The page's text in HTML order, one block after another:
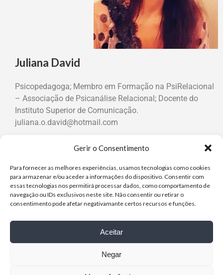
Gerir o Consentimento
Para fornecer as melhores experiências, usamos tecnologias como cookies
para armazenar e/ou aceder a informações do dispositivo. Consentir com
essas tecnologias nos permitirá processar dados, como comportamento de
navegação ou IDs exclusivos neste site. Não consentir ou retirar o
consentimento pode afetar negativamante certos recursos e funções.
Aceitar
Negar
Juliana David
Psicopedagoga; Membro em Formação na PsiRelacional
– Associação de Psicanálise Relacional; Docente do
Instituto Superior de Comunicação.
juliana.o.david@hotmail.com
Outubro 2022
À Procura de Mariana: Mutualidade e Subjectividade na
Relação Psicoterapêutica.